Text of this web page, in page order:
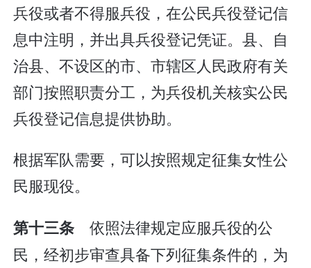
兵役或者不得服兵役，在公民兵役登记信
息中注明，并出具兵役登记凭证。县、自
治县、不设区的市、市辖区人民政府有关
部门按照职责分工，为兵役机关核实公民
兵役登记信息提供协助。
根据军队需要，可以按照规定征集女性公
民服现役。
第十三条 依照法律规定应服兵役的公
民，经初步审查具备下列征集条件的，为